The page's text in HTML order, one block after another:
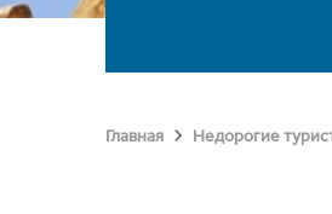
Главная Недорогие